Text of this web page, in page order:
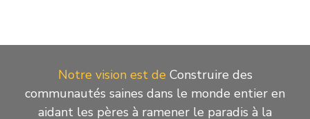
Notre vision est de Construire des
communautés saines dans le monde entier en
aidant les pères à ramener le paradis à la